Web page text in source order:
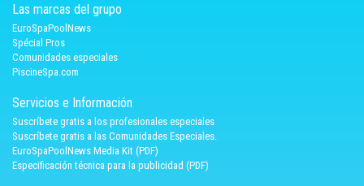
Las marcas del grupo
EuroSpaPoolNews
Spécial Pros
Comunidades especiales
PiscineSpa.com
Servicios e Información
Suscríbete gratis a los profesionales especiales
Suscríbete gratis a las Comunidades Especiales.
EuroSpaPoolNews Media Kit (PDF)
Especificación técnica para la publicidad (PDF)